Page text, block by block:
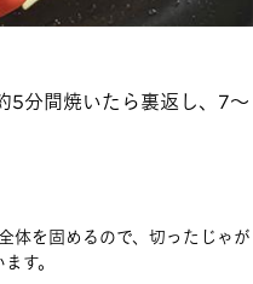
5分間焼いたら裏返し、7～
体を固めるので、切ったじゃが
す。